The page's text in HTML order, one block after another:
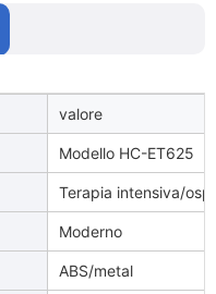
valore
Modello HC-ET625
Terapia intensiva/
Moderno
ABS/metal